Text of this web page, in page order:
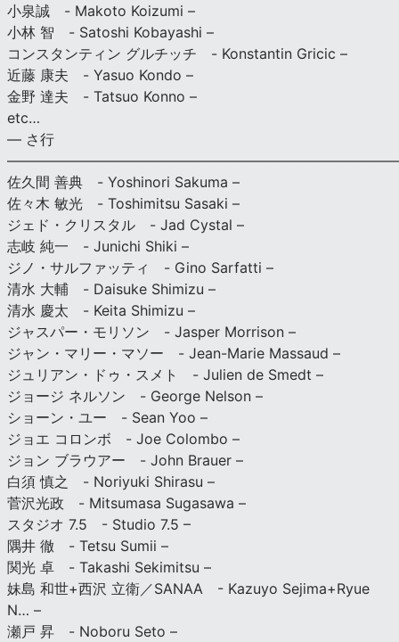
小泉誠 - Makoto Koizumi –
小林 智 - Satoshi Kobayashi –
コンスタンティン グルチッチ - Konstantin Gricic –
近藤 康夫 - Yasuo Kondo –
金野 達夫 - Tatsuo Konno –
etc…
— さ行
佐久間 善典 - Yoshinori Sakuma –
佐々木 敏光 - Toshimitsu Sasaki –
ジェド・クリスタル - Jad Cystal –
志岐 純一 - Junichi Shiki –
ジノ・サルファッティ - Gino Sarfatti –
清水 大輔 - Daisuke Shimizu –
清水 慶太 - Keita Shimizu –
ジャスパー・モリソン - Jasper Morrison –
ジャン・マリー・マソー - Jean-Marie Massaud –
ジュリアン・ドゥ・スメト - Julien de Smedt –
ジョージ ネルソン - George Nelson –
ショーン・ユー - Sean Yoo –
ジョエ コロンボ - Joe Colombo –
ジョン ブラウアー - John Brauer –
白須 慎之 - Noriyuki Shirasu –
菅沢光政 - Mitsumasa Sugasawa –
スタジオ 7.5 - Studio 7.5 –
隅井 徹 - Tetsu Sumii –
関光 卓 - Takashi Sekimitsu –
妹島 和世+西沢 立衛／SANAA - Kazuyo Sejima+Ryue
N… –
瀬戸 昇 - Noboru Seto –